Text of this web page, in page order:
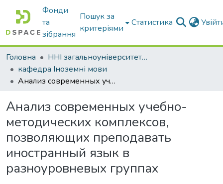
Фонди
та
зібрання
Пошук за
критеріями
Статистика
Головна
ННІ загальноуніверситетської підготовки
кафедра Іноземні мови
Анализ современных учебно-методических комплексов, позволяющих преподавать иностранный язык в разноуровневых группах
Анализ современных учебно-
методических комплексов,
позволяющих преподавать
иностранный язык в
разноуровневых группах